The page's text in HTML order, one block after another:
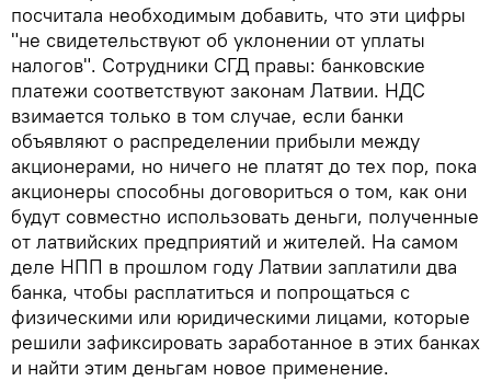
посчитала необходимым добавить, что эти цифры
"не свидетельствуют об уклонении от уплаты
налогов". Сотрудники СГД правы: банковские
платежи соответствуют законам Латвии. НДС
взимается только в том случае, если банки
объявляют о распределении прибыли между
акционерами, но ничего не платят до тех пор, пока
акционеры способны договориться о том, как они
будут совместно использовать деньги, полученные
от латвийских предприятий и жителей. На самом
деле НПП в прошлом году Латвии заплатили два
банка, чтобы расплатиться и попрощаться с
физическими или юридическими лицами, которые
решили зафиксировать заработанное в этих банках
и найти этим деньгам новое применение.